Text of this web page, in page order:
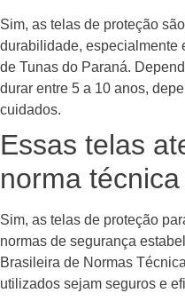
Sim, as telas de proteção
durabilidade, especialmente
de Tunas do Paraná.
durar entre 5 a 10 anos,
cuidados.
Essas telas
norma
Sim, as telas de proteção
normas de segurança
Brasileira de Normas
utilizados sejam seguros e